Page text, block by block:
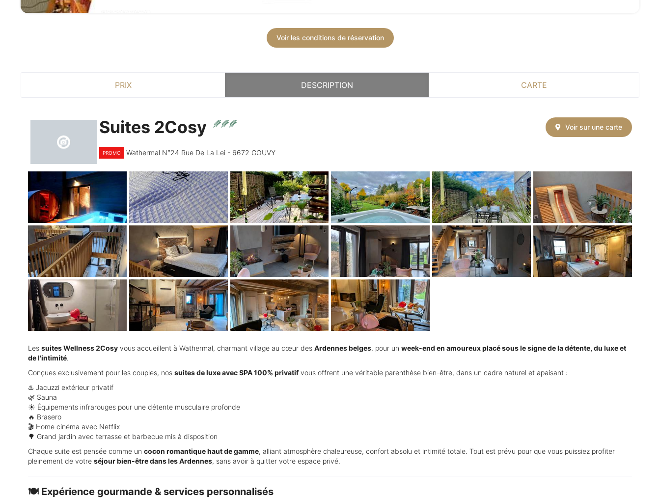
Voir les conditions de réservation
PRIX DESCRIPTION CARTE
Suites 2Cosy
PROMO Wathermal N°24 Rue De La Lei - 6672 GOUVY
Voir sur une carte
Les suites Wellness 2Cosy vous accueillent à Wathermal, charmant village au cœur des Ardennes belges, pour un week-end en amoureux placé sous le signe de la détente, du luxe et
de l'intimité.
Conçues exclusivement pour les couples, nos suites de luxe avec SPA 100% privatifvous offrent une véritable parenthèse bien-être, dans un cadre naturel et apaisant :
♨️ Jacuzzi extérieur privatif
🌿 Sauna
☀️ Équipements infrarouges pour une détente musculaire profonde
🔥 Brasero
🎬 Home cinéma avec Netflix
🌳 Grand jardin avec terrasse et barbecue mis à disposition
Chaque suite est pensée comme un cocon romantique haut de gamme, alliant atmosphère chaleureuse, confort absolu et intimité totale. Tout est prévu pour que vous puissiez profiter
pleinement de votre séjour bien-être dans les Ardennes, sans avoir à quitter votre espace privé.
🍽️ Expérience gourmande & services personnalisés